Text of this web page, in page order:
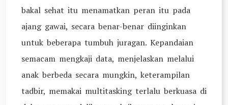
bakal sehat itu menamatkan peran itu pada
ajang gawai, secara benar-benar diinginkan
untuk beberapa tumbuh juragan. Kepandaian
semacam mengkaji data, menjelaskan melalui
anak berbeda secara mungkin, keterampilan
tadbir, memakai multitasking terlalu berkuasa di